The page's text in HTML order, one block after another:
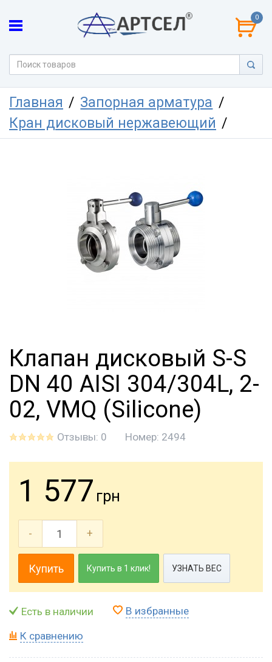
0
Главная
Запорная арматура
Кран дисковый нержавеющий
Клапан дисковый S-S
DN 40 AISI 304/304L, 2-
02, VMQ (Silicone)
Отзывы: 0 Номер: 2494
1 577 грн
- +
Купить Купить в 1 клик! УЗНАТЬ ВЕС
Есть в наличии В избранные
К сравнению